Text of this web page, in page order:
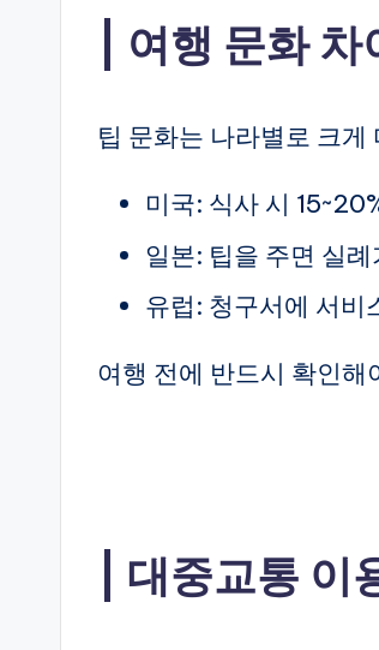
여행 문화
팁 문화는 나라별로 크게
미국: 식사 시
일본: 팁을 주면 실
유럽: 청구서에 서비
여행 전에 반드시 확인
대중교통 이